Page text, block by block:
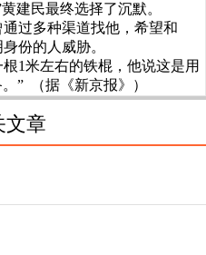
建民最终选择了沉默。
过多种渠道找他，希望和
份的人威胁。
1米左右的铁棍，他说这是用
” （据《新京报》）
文章